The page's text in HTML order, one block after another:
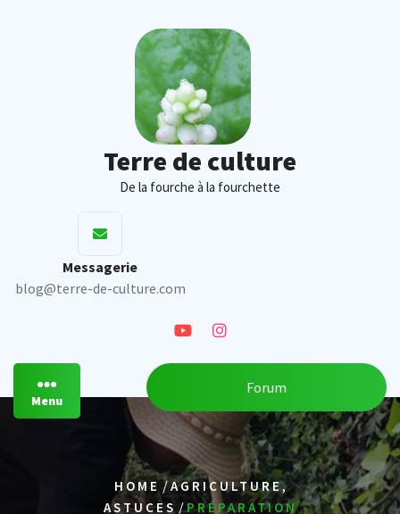
Terre de culture
De la fourche à la fourchette
Messagerie
blog@terre-de-culture.com
Menu
Forum
HOME /AGRICULTURE,
ASTUCES/PRÉPARATION